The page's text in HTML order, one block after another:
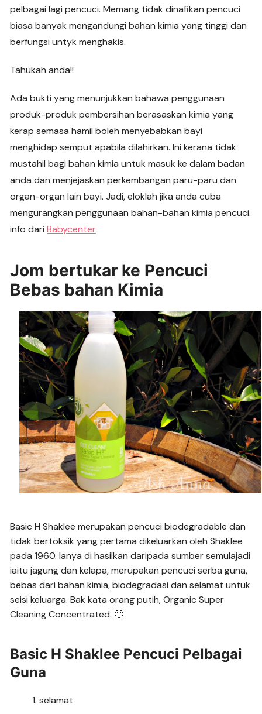
pelbagai lagi pencuci. Memang tidak dinafikan pencuci
biasa banyak mengandungi bahan kimia yang tinggi dan
berfungsi untyk menghakis.
Tahukah anda!!
Ada bukti yang menunjukkan bahawa penggunaan
produk-produk pembersihan berasaskan kimia yang
kerap semasa hamil boleh menyebabkan bayi
menghidap semput apabila dilahirkan. Ini kerana tidak
mustahil bagi bahan kimia untuk masuk ke dalam badan
anda dan menjejaskan perkembangan paru-paru dan
organ-organ lain bayi. Jadi, eloklah jika anda cuba
mengurangkan penggunaan bahan-bahan kimia pencuci.
info dariBabycenter
Jom bertukar ke Pencuci
Bebas bahan Kimia
Basic H Shaklee merupakan pencuci biodegradable dan
tidak bertoksik yang pertama dikeluarkan oleh Shaklee
pada 1960. Ianya di hasilkan daripada sumber semulajadi
iaitu jagung dan kelapa, merupakan pencuci serba guna,
bebas dari bahan kimia, biodegradasi dan selamat untuk
seisi keluarga. Bak kata orang putih, Organic Super
Cleaning Concentrated. 🙂
Basic H Shaklee Pencuci Pelbagai
Guna
selamat